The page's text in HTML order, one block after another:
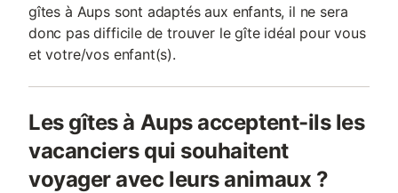
gîtes à Aups sont adaptés aux enfants, il ne sera
donc pas difficile de trouver le gîte idéal pour vous
et votre/vos enfant(s).
Les gîtes à Aups acceptent-ils les
vacanciers qui souhaitent
voyager avec leurs animaux ?